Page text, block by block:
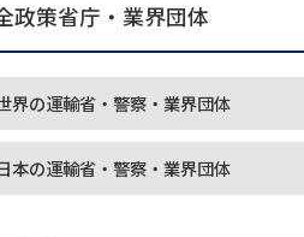
政策省庁・業界団体
界の運輸省・警察・業界団体
本の運輸省・警察・業界団体